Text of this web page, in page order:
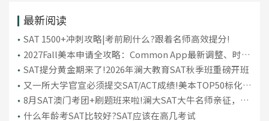
最新阅读
SAT 1500+冲刺攻略|考前刷什么?跟着名师高效提分!
2027Fall美本申请全攻略：Common App最新调整、时间
轴与填报建议
SAT提分黄金期来了!2026年澜大教育SAT秋季班重磅开班
又一所大学官宣必须提交SAT/ACT成绩!美本TOP50标化政
策汇总
8月SAT澳门考团+刷题班来啦!澜大SAT大牛名师亲征，助
力极限冲刺1500+高分!
什么年龄考SAT比较好?SAT应该在高几考试